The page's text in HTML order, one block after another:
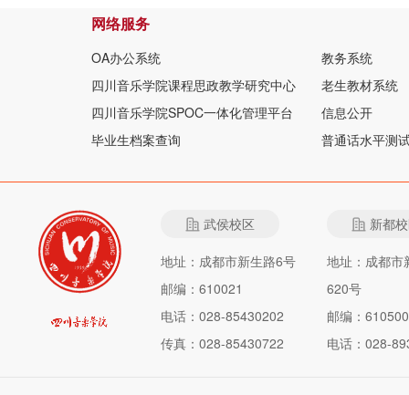
网络服务
OA办公系统
教务系统
四川音乐学院课程思政教学研究中心
老生教材系统
四川音乐学院SPOC一体化管理平台
信息公开
毕业生档案查询
普通话水平测
武侯校区
地址：成都市新生路6号
邮编：610021
电话：028-85430202
传真：028-85430722
新都
地址：成都市
620号
邮编：610500
电话：028-